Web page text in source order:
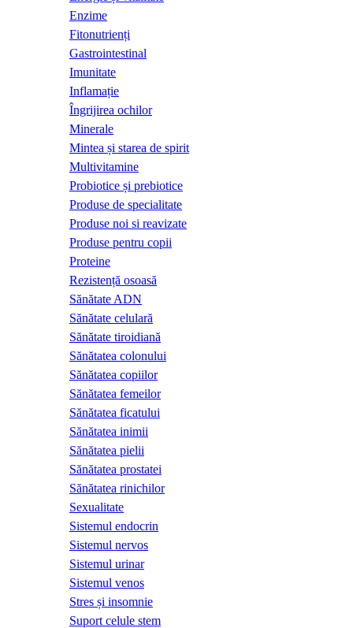
Enzime
Fitonutrienți
Gastrointestinal
Imunitate
Inflamație
Îngrijirea ochilor
Minerale
Mintea și starea de spirit
Multivitamine
Probiotice și prebiotice
Produse de specialitate
Produse noi si reavizate
Produse pentru copii
Proteine
Rezistență osoasă
Sănătate ADN
Sănătate celulară
Sănătate tiroidiană
Sănătatea colonului
Sănătatea copiilor
Sănătatea femeilor
Sănătatea ficatului
Sănătatea inimii
Sănătatea pielii
Sănătatea prostatei
Sănătatea rinichilor
Sexualitate
Sistemul endocrin
Sistemul nervos
Sistemul urinar
Sistemul venos
Stres și insomnie
Suport celule stem